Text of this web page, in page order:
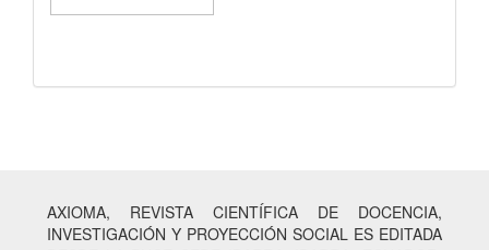
AXIOMA, REVISTA CIENTÍFICA DE DOCENCIA,
INVESTIGACIÓN Y PROYECCIÓN SOCIAL ES EDITADA